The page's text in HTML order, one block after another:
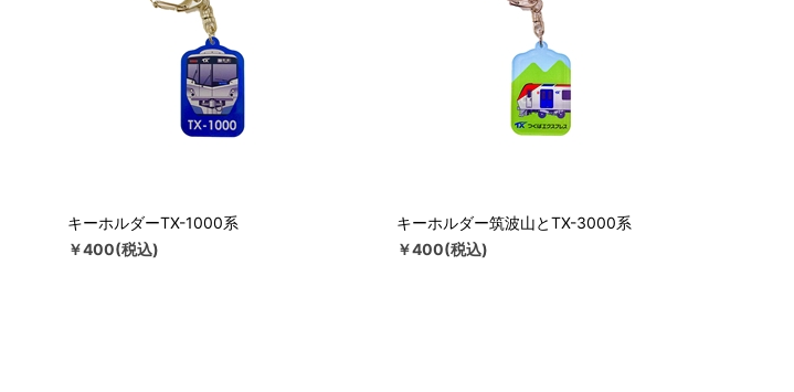
キーホルダーTX-1000系
￥400(税込)
キーホルダー筑波山とTX-3000系
￥400(税込)